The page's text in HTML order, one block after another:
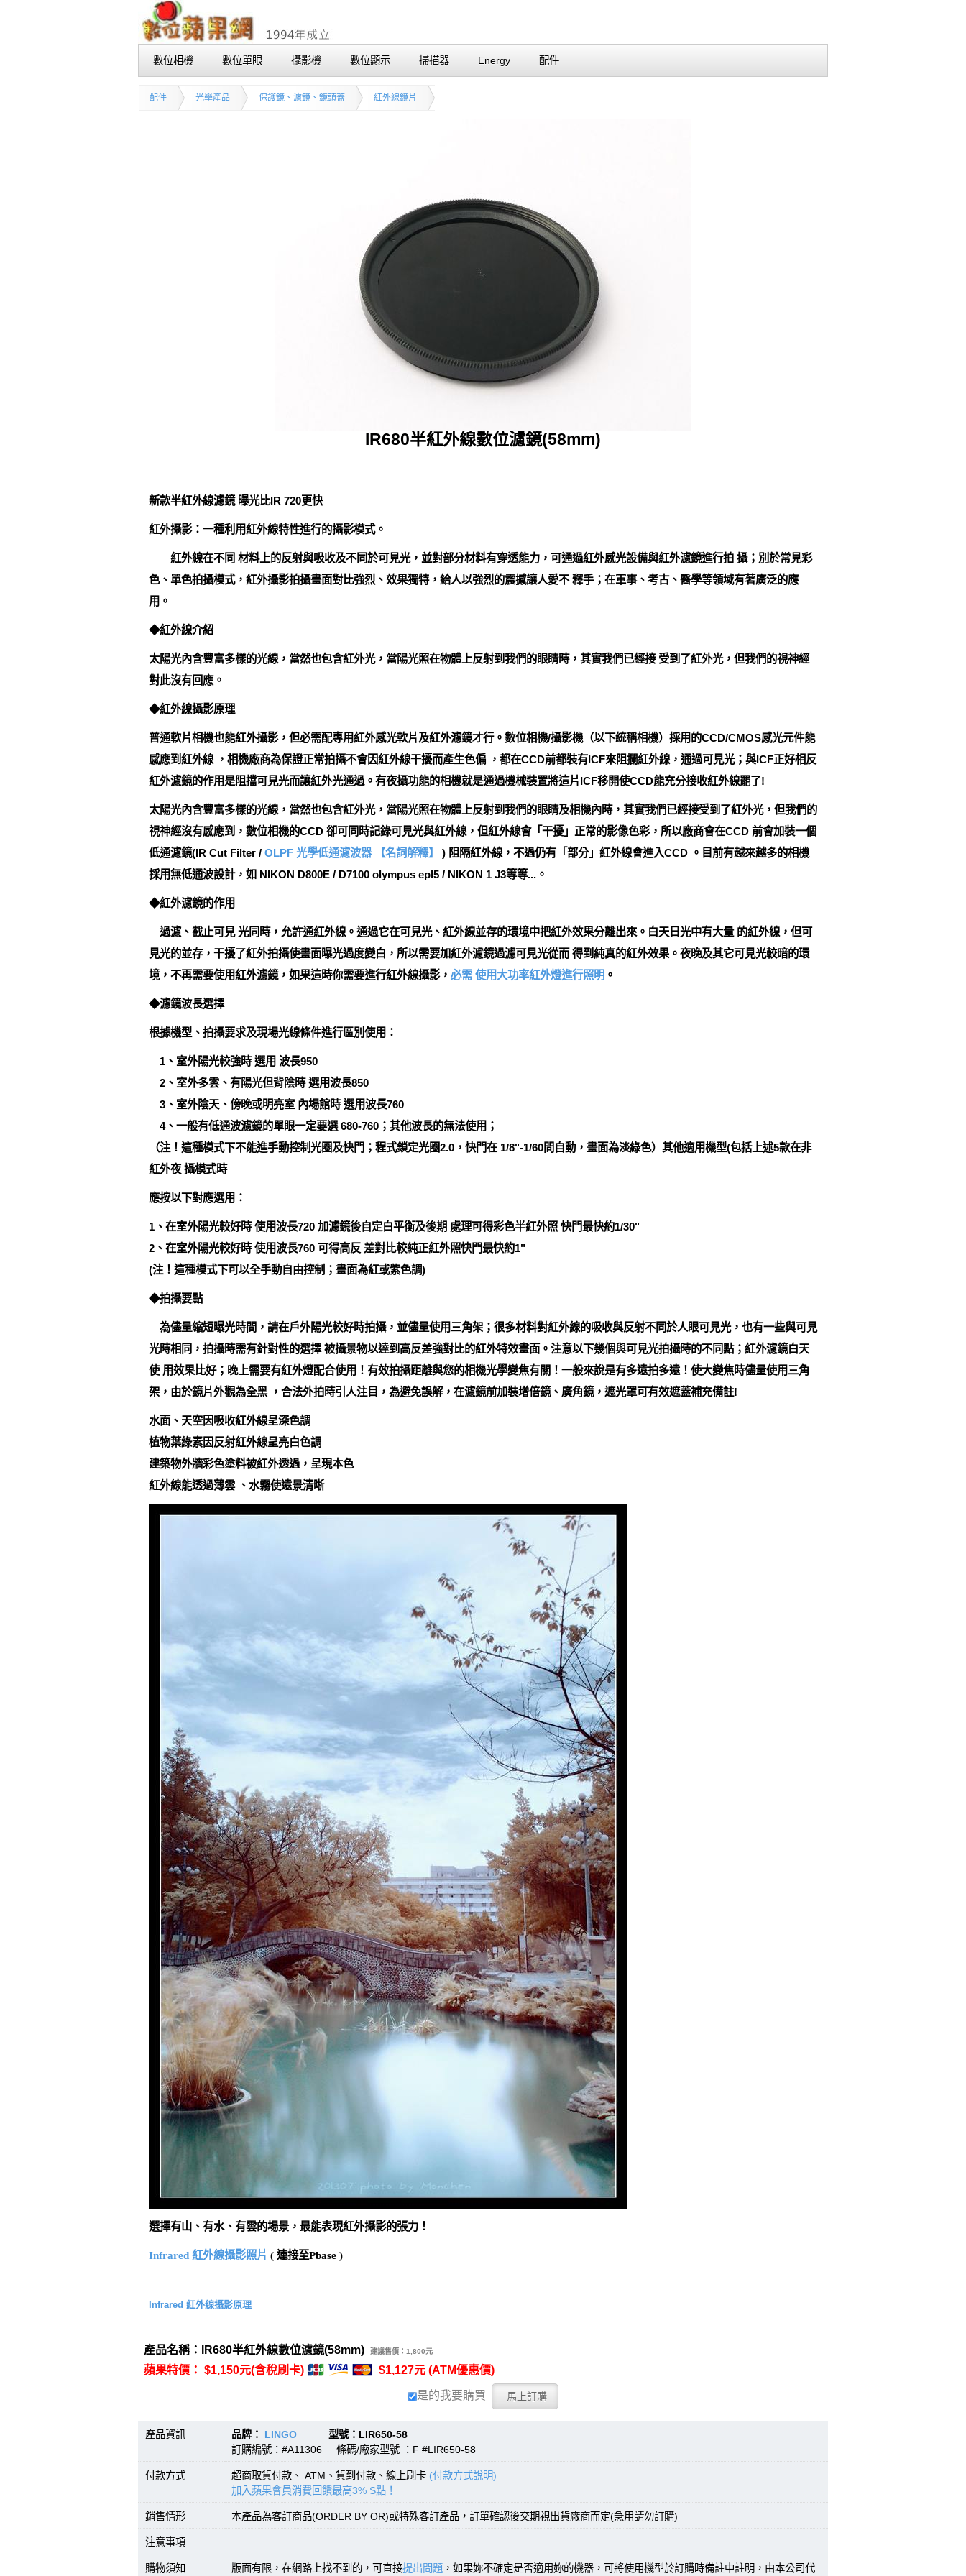
數位相機 數位單眼 攝影機 數位顯示 掃描器 Energy 配件
配件 光學產品 保護鏡、濾鏡、鏡頭蓋 紅外線鏡片
IR680半紅外線數位濾鏡(58mm)
新款半紅外線濾鏡 曝光比IR 720更快
紅外攝影：一種利用紅外線特性進行的攝影模式。
紅外線在不同 材料上的反射與吸收及不同於可見光，並對部分材料有穿透能力，可通過紅外感光設備與紅外濾鏡進行拍 攝；別於常見彩
色、單色拍攝模式，紅外攝影拍攝畫面對比強烈、效果獨特，給人以強烈的震撼讓人愛不 釋手；在軍事、考古、醫學等領域有著廣泛的應
用。
◆紅外線介紹
太陽光內含豐富多樣的光線，當然也包含紅外光，當陽光照在物體上反射到我們的眼睛時，其實我們已經接 受到了紅外光，但我們的視神經
對此沒有回應。
◆紅外線攝影原理
普通軟片相機也能紅外攝影，但必需配專用紅外感光軟片及紅外濾鏡才行。數位相機/攝影機（以下統稱相機）採用的CCD/CMOS感光元件能
感應到紅外線 ，相機廠商為保證正常拍攝不會因紅外線干擾而產生色偏 ，都在CCD前都裝有ICF來阻攔紅外線，通過可見光；與ICF正好相反
紅外濾鏡的作用是阻擋可見光而讓紅外光通過。有夜攝功能的相機就是通過機械裝置將這片ICF移開使CCD能充分接收紅外線罷了!
太陽光內含豐富多樣的光線，當然也包含紅外光，當陽光照在物體上反射到我們的眼睛及相機內時，其實我們已經接受到了紅外光，但我們的
視神經沒有感應到，數位相機的CCD 卻可同時記錄可見光與紅外線，但紅外線會「干擾」正常的影像色彩，所以廠商會在CCD 前會加裝一個
低通濾鏡(IR Cut Filter / OLPF 光學低通濾波器 【名詞解釋】
) 阻隔紅外線，不過仍有「部分」紅外線會進入CCD 。目前有越來越多的相機
採用無低通波設計，如 NIKON D800E / D7100 olympus epl5 / NIKON 1 J3等等...。
◆紅外濾鏡的作用
過濾、截止可見 光同時，允許通紅外線。通過它在可見光、紅外線並存的環境中把紅外效果分離出來。白天日光中有大量 的紅外線，但可
見光的並存，干擾了紅外拍攝使畫面曝光過度變白，所以需要加紅外濾鏡過濾可見光從而 得到純真的紅外效果。夜晚及其它可見光較暗的環
境，不再需要使用紅外濾鏡，如果這時你需要進行紅外線攝影， 必需 使用大功率紅外燈進行照明 。
◆濾鏡波長選擇
根據機型、拍攝要求及現場光線條件進行區別使用：
1、室外陽光較強時 選用 波長950
2、室外多雲、有陽光但背陰時 選用波長850
3、室外陰天、傍晚或明亮室 內場館時 選用波長760
4、一般有低通波濾鏡的單眼一定要選 680-760；其他波長的無法使用；
（注！這種模式下不能進手動控制光圈及快門；程式鎖定光圈2.0，快門在 1/8"-1/60間自動，畫面為淡綠色）其他適用機型(包括上述5款在非
紅外夜 攝模式時
應按以下對應選用：
1、在室外陽光較好時 使用波長720 加濾鏡後自定白平衡及後期 處理可得彩色半紅外照 快門最快約1/30"
2、在室外陽光較好時 使用波長760 可得高反 差對比較純正紅外照快門最快約1"
(注！這種模式下可以全手動自由控制；畫面為紅或紫色調)
◆拍攝要點
為儘量縮短曝光時間，請在戶外陽光較好時拍攝，並儘量使用三角架；很多材料對紅外線的吸收與反射不同於人眼可見光，也有一些與可見
光時相同，拍攝時需有針對性的選擇 被攝景物以達到高反差強對比的紅外特效畫面。注意以下幾個與可見光拍攝時的不同點；紅外濾鏡白天
使 用效果比好；晚上需要有紅外燈配合使用！有效拍攝距離與您的相機光學變焦有關！一般來說是有多遠拍多遠！使大變焦時儘量使用三角
架，由於鏡片外觀為全黑 ，合法外拍時引人注目，為避免誤解，在濾鏡前加裝增倍鏡、廣角鏡，遮光罩可有效遮蓋補充備註!
水面、天空因吸收紅外線呈深色調
植物葉綠素因反射紅外線呈亮白色調
建築物外牆彩色塗料被紅外透過，呈現本色
紅外線能透過薄雲 、水霧使遠景清晰
選擇有山、有水、有雲的場景，最能表現紅外攝影的張力！
Infrared 紅外線攝影照片 ( 連接至Pbase )
Infrared 紅外線攝影原理
產品名稱：IR680半紅外線數位濾鏡(58mm) 建議售價： 1,800元
蘋果特價： $1,150元(含稅刷卡) $1,127元 (ATM優惠價)
是的我要購買
產品資訊 品牌： LINGO 型號：LIR650-58
訂購編號：#A11306 條碼/廠家型號 ：F #LIR650-58
付款方式 超商取貨付款、 ATM、貨到付款、線上刷卡 (付款方式說明)
加入蘋果會員消費回饋最高3% S點！
銷售情形 本產品為客訂商品(ORDER BY OR)或特殊客訂產品，訂單確認後交期視出貨廠商而定(急用請勿訂購)
注意事項
購物須知 版面有限，在網路上找不到的，可直接提出問題 ，如果妳不確定是否適用妳的機器，可將使用機型於訂購時備註中註明，由本公司代